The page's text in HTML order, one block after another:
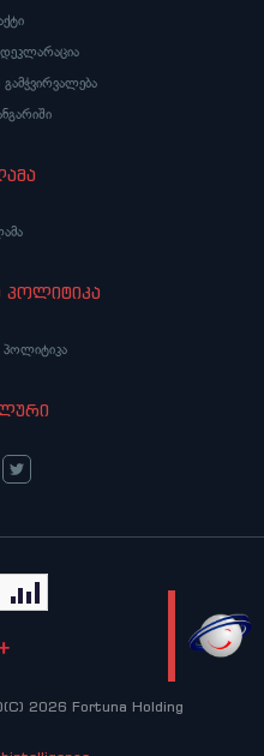
LIVE
დეკლარაცია
პოლიტიკა
პოლიტიკა
2026 Fortuna Holding